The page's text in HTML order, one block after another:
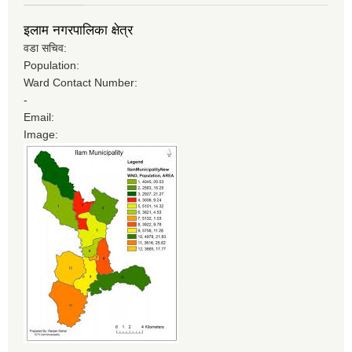
इलाम नगरपालिका क्षेत्र
वडा सचिव:
Population:
Ward Contact Number:
-
Email:
Image: